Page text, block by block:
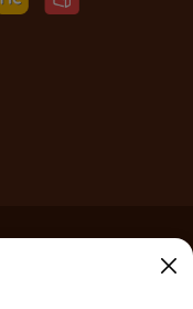
น ดังนั้นผู้อ่านทุกท่านโปรดใช้
ดๆ ที่ขัดต่อกฎหมายและศีลธรรม